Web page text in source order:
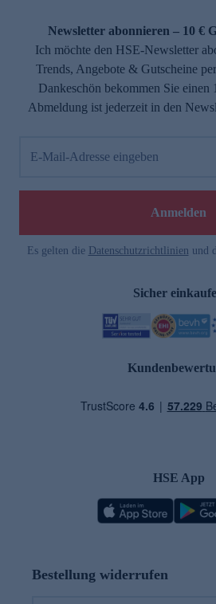
Newsletter abonnieren – 10 €
Ich möchte den HSE-Newsletter
Trends, Angebote & Gutscheine
Dankeschön bekommen Sie einen
Abmeldung ist jederzeit in den
E-Mail-Adresse eingeben
Anmelden
Es gelten die Datenschutzrichtlinien und
Sicher
HSE App
Bestellung widerrufen